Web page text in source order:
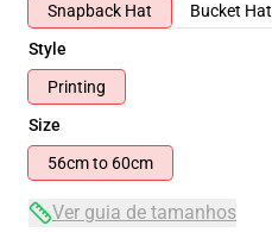
Snapback Hat
Bucket Hat
Style
Printing
Size
56cm to 60cm
Ver guia de tamanhos